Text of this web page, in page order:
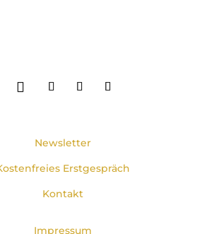
Newsletter
Erstgespräch
Kontakt
Impressum